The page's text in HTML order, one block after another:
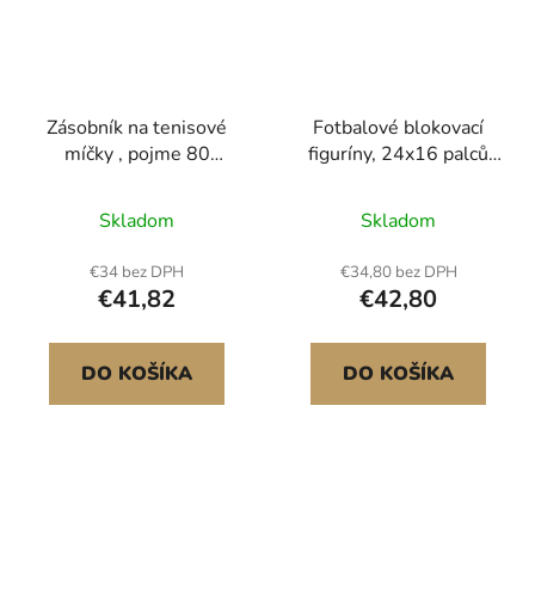
Zásobník na tenisové
míčky , pojme 80
na pickleball s kolečky
pro snadné nabírání,
přenosný koš na
pickleball s odolnou
konstrukcí, pro trénink a
přenášení a skladování
Skladom
€34 bez DPH
€41,82
DO KOŠÍKA
Fotbalové blokovací
figuríny, 24x16 palců
chránič proti kopu s
rukojeťmi, figuríny z
houby s vysokou
hustotou, odolné
tréninkové vybavení pro
basketbal, hokej, lakros,
černé, 1 ks
Skladom
€34,80 bez DPH
€42,80
DO KOŠÍKA